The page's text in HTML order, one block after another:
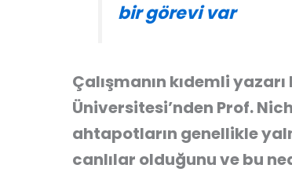
bir görevi var
Çalışmanın kıdemli
Üniversitesi’nden Prof.
ahtapotların genellikle
canlılar olduğunu ve bu